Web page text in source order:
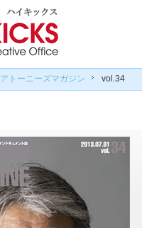
アトーニーズマガジン vol.34